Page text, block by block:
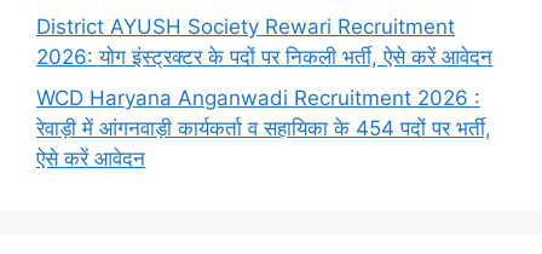
District AYUSH Society Rewari Recruitment
2026: योग इंस्ट्रक्टर के पदों पर निकली भर्ती, ऐसे करें आवेदन
WCD Haryana Anganwadi Recruitment 2026 :
रेवाड़ी में आंगनवाड़ी कार्यकर्ता व सहायिका के 454 पदों पर भर्ती,
ऐसे करें आवेदन